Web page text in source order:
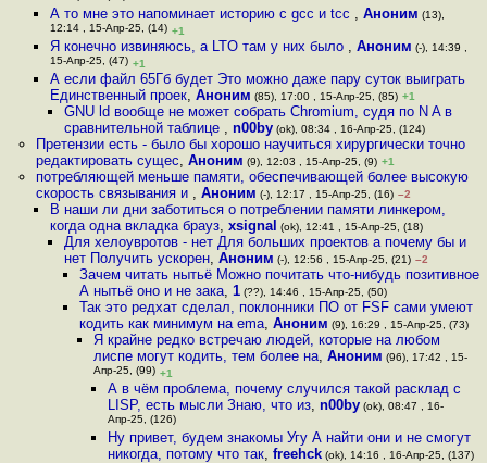
А то мне это напоминает историю с gcc и tcc , Аноним (13),
12:14 , 15-Апр-25, (14) +1
Я конечно извиняюсь, а LTO там у них было , Аноним (-), 14:39 ,
15-Апр-25, (47) +1
А если файл 65Гб будет Это можно даже пару суток выиграть
Единственный проек, Аноним (85), 17:00 , 15-Апр-25, (85) +1
GNU ld вообще не может собрать Chromium, судя по N A в
сравнительной таблице ,n00by (ok), 08:34 , 16-Апр-25, (124)
Претензии есть - было бы хорошо научиться хирургически точно
редактировать сущес, Аноним (9), 12:03 , 15-Апр-25, (9) +1
потребляющей меньше памяти, обеспечивающей более высокую
скорость связывания и , Аноним (-), 12:17 , 15-Апр-25, (16) –2
В наши ли дни заботиться о потреблении памяти линкером,
когда одна вкладка брауз, xsignal (ok), 12:41 , 15-Апр-25, (18)
Для хелоувротов - нет Для больших проектов а почему бы и
нет Получить ускорен,Аноним (-), 12:56 , 15-Апр-25, (21) –2
Зачем читать нытьё Можно почитать что-нибудь позитивное
А нытьё оно и не зака, 1(??), 14:46 , 15-Апр-25, (50)
Так это редхат сделал, поклонники ПО от FSF сами умеют
кодить как минимум на ema, Аноним (9), 16:29 , 15-Апр-25, (73)
Я крайне редко встречаю людей, которые на любом
лиспе могут кодить, тем более на, Аноним (96), 17:42 , 15-
Апр-25, (99) +1
А в чём проблема, почему случился такой расклад с
LISP, есть мысли Знаю, что из,n00by (ok), 08:47 , 16-
Апр-25, (126)
Ну привет, будем знакомы Угу А найти они и не смогут
никогда, потому что так,freehck (ok), 14:16 , 16-Апр-25, (137)